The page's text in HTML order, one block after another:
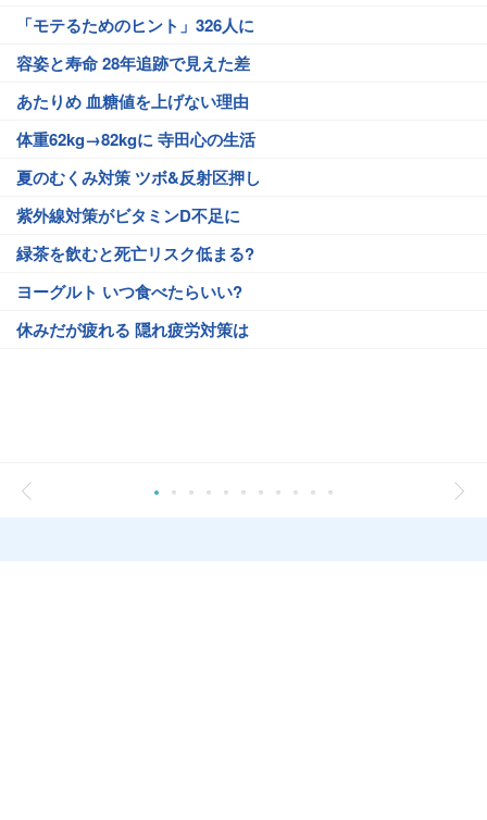
「モテるためのヒント」326人に
容姿と寿命 28年追跡で見えた差
あたりめ 血糖値を上げない理由
体重62kg→82kgに 寺田心の生活
夏のむくみ対策 ツボ&反射区押し
紫外線対策がビタミンD不足に
緑茶を飲むと死亡リスク低まる?
ヨーグルト いつ食べたらいい?
休みだが疲れる 隠れ疲労対策は